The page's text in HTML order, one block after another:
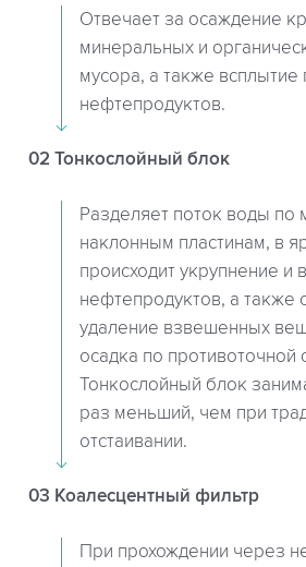
Отвечает за осаждение
минеральных и
мусора, а также
нефтепродуктов.
02 Тонкослойный блок
Разделяет поток воды по
наклонным пластинам, в
происходит укрупнение и
нефтепродуктов, а также
удаление взвешенных
осадка по противоточной
Тонкослойный блок
раз меньший, чем при
отстаивании.
03 Коалесцентный фильтр
При прохождении через